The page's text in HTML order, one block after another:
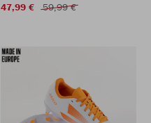
47,99 €
59,99 €